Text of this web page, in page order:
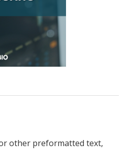
other preformatted text,